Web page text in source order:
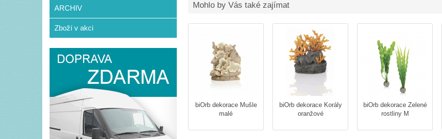
Mohlo by Vás také zajímat
biOrb dekorace Mušle
malé
biOrb dekorace Korály
oranžové
biOrb dekorace Zelené
rostliny M
ARCHIV
Zboží v akci